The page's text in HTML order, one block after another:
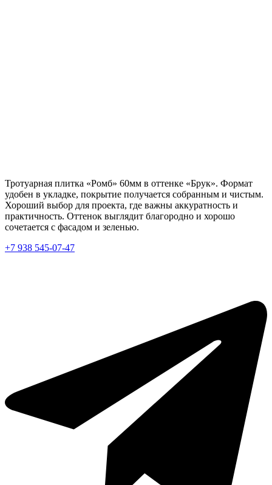
Тротуарная плитка «Ромб» 60мм в оттенке «Брук». Формат
удобен в укладке, покрытие получается собранным и чистым.
Хороший выбор для проекта, где важны аккуратность и
практичность. Оттенок выглядит благородно и хорошо
сочетается с фасадом и зеленью.
+7 938 545-07-47